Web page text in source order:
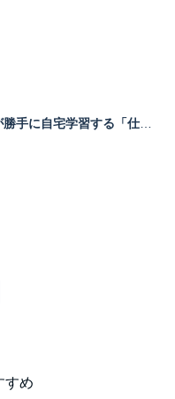
手に自宅学習する「仕組
校に長男を合格させた究
すめ